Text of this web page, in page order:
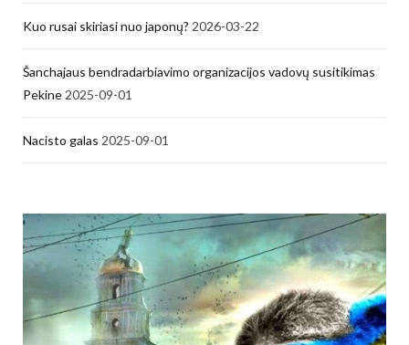
Kuo rusai skiriasi nuo japonų? 2026-03-22
Šanchajaus bendradarbiavimo organizacijos vadovų susitikimas
Pekine 2025-09-01
Nacisto galas 2025-09-01